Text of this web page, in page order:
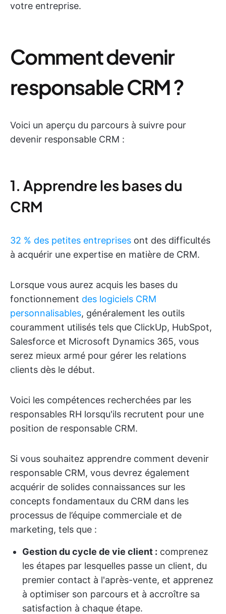
votre entreprise.
Comment devenir
responsable CRM ?
Voici un aperçu du parcours à suivre pour
devenir responsable CRM :
1. Apprendre les bases du
CRM
32 % des petites entreprises ont des difficultés
à acquérir une expertise en matière de CRM.
Lorsque vous aurez acquis les bases du
fonctionnement des logiciels CRM
personnalisables, généralement les outils
couramment utilisés tels que ClickUp, HubSpot,
Salesforce et Microsoft Dynamics 365, vous
serez mieux armé pour gérer les relations
clients dès le début.
Voici les compétences recherchées par les
responsables RH lorsqu'ils recrutent pour une
position de responsable CRM.
Si vous souhaitez apprendre comment devenir
responsable CRM, vous devrez également
acquérir de solides connaissances sur les
concepts fondamentaux du CRM dans les
processus de l’équipe commerciale et de
marketing, tels que :
Gestion du cycle de vie client : comprenez
les étapes par lesquelles passe un client, du
premier contact à l'après-vente, et apprenez
à optimiser son parcours et à accroître sa
satisfaction à chaque étape.